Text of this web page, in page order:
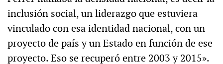
inclusión social, un liderazgo que estuviera
vinculado con esa identidad nacional, con un
proyecto de país y un Estado en función de ese
proyecto. Eso se recuperó entre 2003 y 2015».